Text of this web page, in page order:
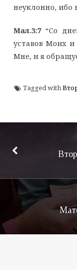
неуклонно, ибо
Мал.3:7“Со
уставов Моих и
Мне, и я
Tagged with